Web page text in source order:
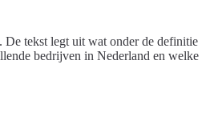
De tekst legt uit wat onder de definitie
bedrijven in Nederland en welke